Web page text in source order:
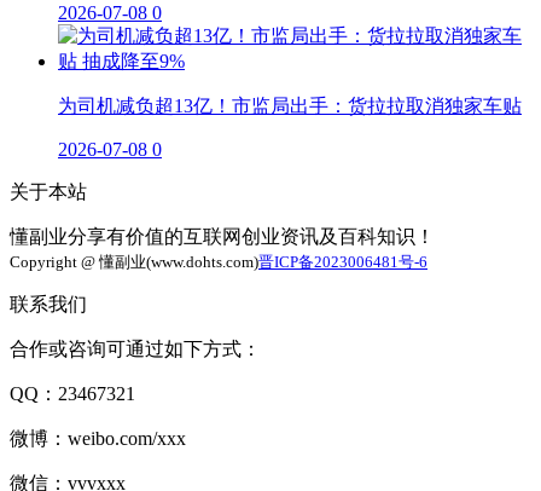
2026-07-08 0
为司机减负超13亿！市监局出手：货拉拉取消独家车贴
2026-07-08 0
关于本站
懂副业分享有价值的互联网创业资讯及百科知识！
Copyright @ 懂副业(www.dohts.com)晋ICP备2023006481号-6
联系我们
合作或咨询可通过如下方式：
QQ：23467321
微博：weibo.com/xxx
微信：vvvxxx